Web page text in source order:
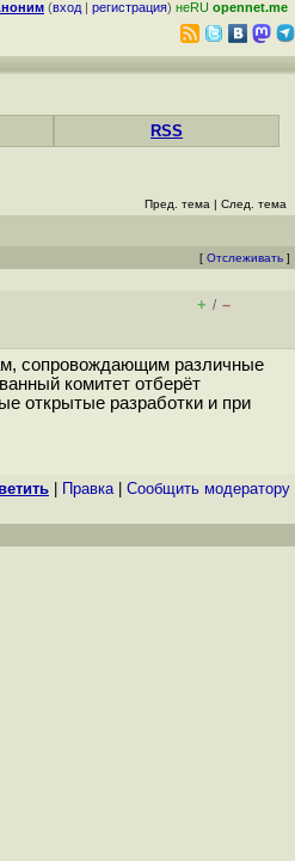
(вход | регистрация) неRU opennet.me
RSS
Пред. тема | След. тема
[ Отслеживать ]
+ / –
сопровождающим различные
комитет отберёт
открытые разработки и при
Правка| Cообщить модератору